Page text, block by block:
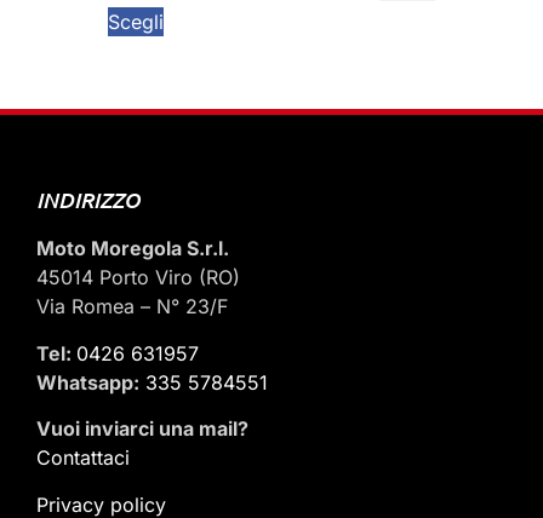
Scegli
INDIRIZZO
Moto Moregola S.r.l.
45014 Porto Viro (RO)
Via Romea – N° 23/F
Tel: 0426 631957
Whatsapp: 335 5784551
Vuoi inviarci una mail?
Contattaci
Privacy policy